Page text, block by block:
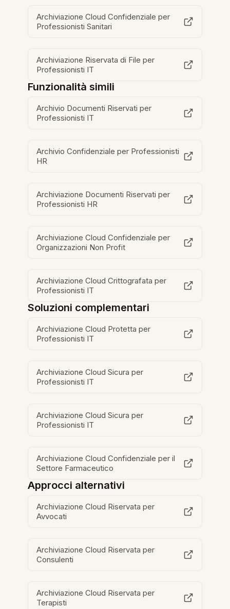
Archiviazione Cloud Confidenziale per
Professionisti Sanitari
Archiviazione Riservata di File per
Professionisti IT
Funzionalità simili
Archivio Documenti Riservati per
Professionisti IT
Archivio Confidenziale per Professionisti
HR
Archiviazione Documenti Riservati per
Professionisti HR
Archiviazione Cloud Confidenziale per
Organizzazioni Non Profit
Archiviazione Cloud Crittografata per
Professionisti IT
Soluzioni complementari
Archiviazione Cloud Protetta per
Professionisti IT
Archiviazione Cloud Sicura per
Professionisti IT
Archiviazione Cloud Sicura per
Professionisti IT
Archiviazione Cloud Confidenziale per il
Settore Farmaceutico
Approcci alternativi
Archiviazione Cloud Riservata per
Avvocati
Archiviazione Cloud Riservata per
Consulenti
Archiviazione Cloud Riservata per
Terapisti